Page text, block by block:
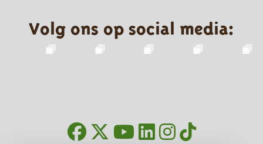
Volg ons op social media: